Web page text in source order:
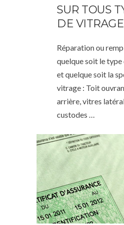
SUR TOUS
DE VITRAGE
Réparation ou
quelque soit le
et quelque soit la
vitrage : Toit
arrière, vitres
custodes …